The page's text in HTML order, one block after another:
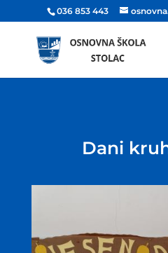
036 853 443
Dani